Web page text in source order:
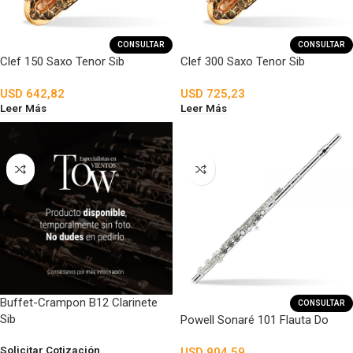
CONSULTAR
Clef 150 Saxo Tenor Sib
USD 642,82
Leer Más
CONSULTAR
Clef 300 Saxo Tenor Sib
USD 725,23
Leer Más
Buffet-Crampon B12 Clarinete
Sib
Solicitar Cotización
CONSULTAR
Powell Sonaré 101 Flauta Do